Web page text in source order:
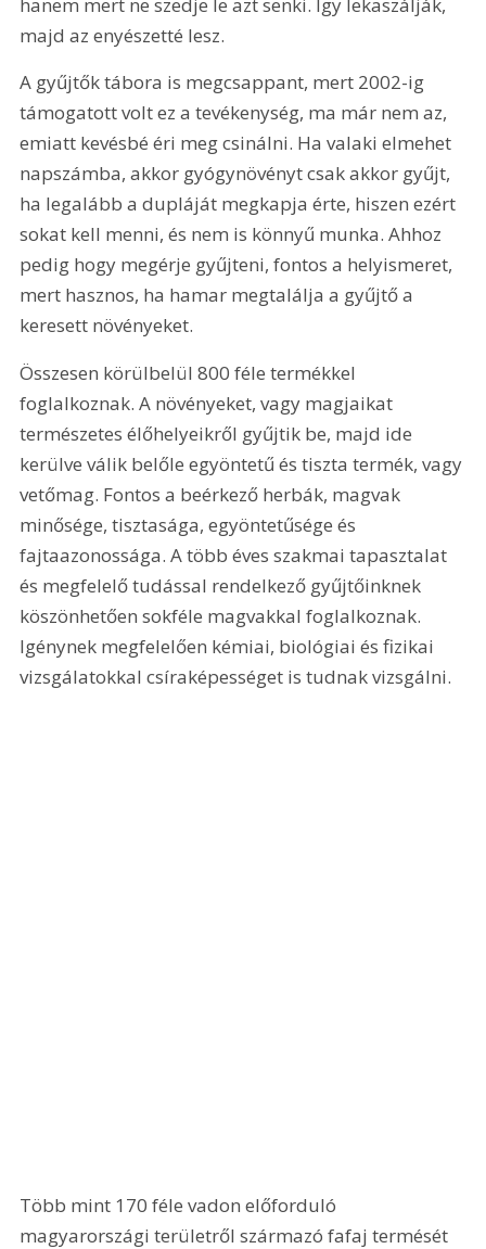
majd az enyészetté lesz.
A gyűjtők tábora is megcsappant, mert 2002-ig
támogatott volt ez a tevékenység, ma már nem az,
emiatt kevésbé éri meg csinálni. Ha valaki elmehet
napszámba, akkor gyógynövényt csak akkor gyűjt,
ha legalább a dupláját megkapja érte, hiszen ezért
sokat kell menni, és nem is könnyű munka. Ahhoz
pedig hogy megérje gyűjteni, fontos a helyismeret,
mert hasznos, ha hamar megtalálja a gyűjtő a
keresett növényeket.
Összesen körülbelül 800 féle termékkel
foglalkoznak. A növényeket, vagy magjaikat
természetes élőhelyeikről gyűjtik be, majd ide
kerülve válik belőle egyöntetű és tiszta termék, vagy
vetőmag. Fontos a beérkező herbák, magvak
minősége, tisztasága, egyöntetűsége és
fajtaazonossága. A több éves szakmai tapasztalat
és megfelelő tudással rendelkező gyűjtőinknek
köszönhetően sokféle magvakkal foglalkoznak.
Igénynek megfelelően kémiai, biológiai és fizikai
vizsgálatokkal csíraképességet is tudnak vizsgálni.
Több mint 170 féle vadon előforduló
magyarországi területről származó fafaj termését